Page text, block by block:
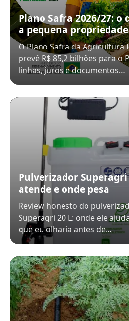
Plano Safra 2026/27: o
a pequena propriedade
O Plano Safra da Agricultura
prevê R$ 85,2 bilhões para o
linhas, juros e documentos…
Pulverizador Superagri
atende e onde pesa
Review honesto do
Superagri 20 L: onde ele
que eu olharia antes de…